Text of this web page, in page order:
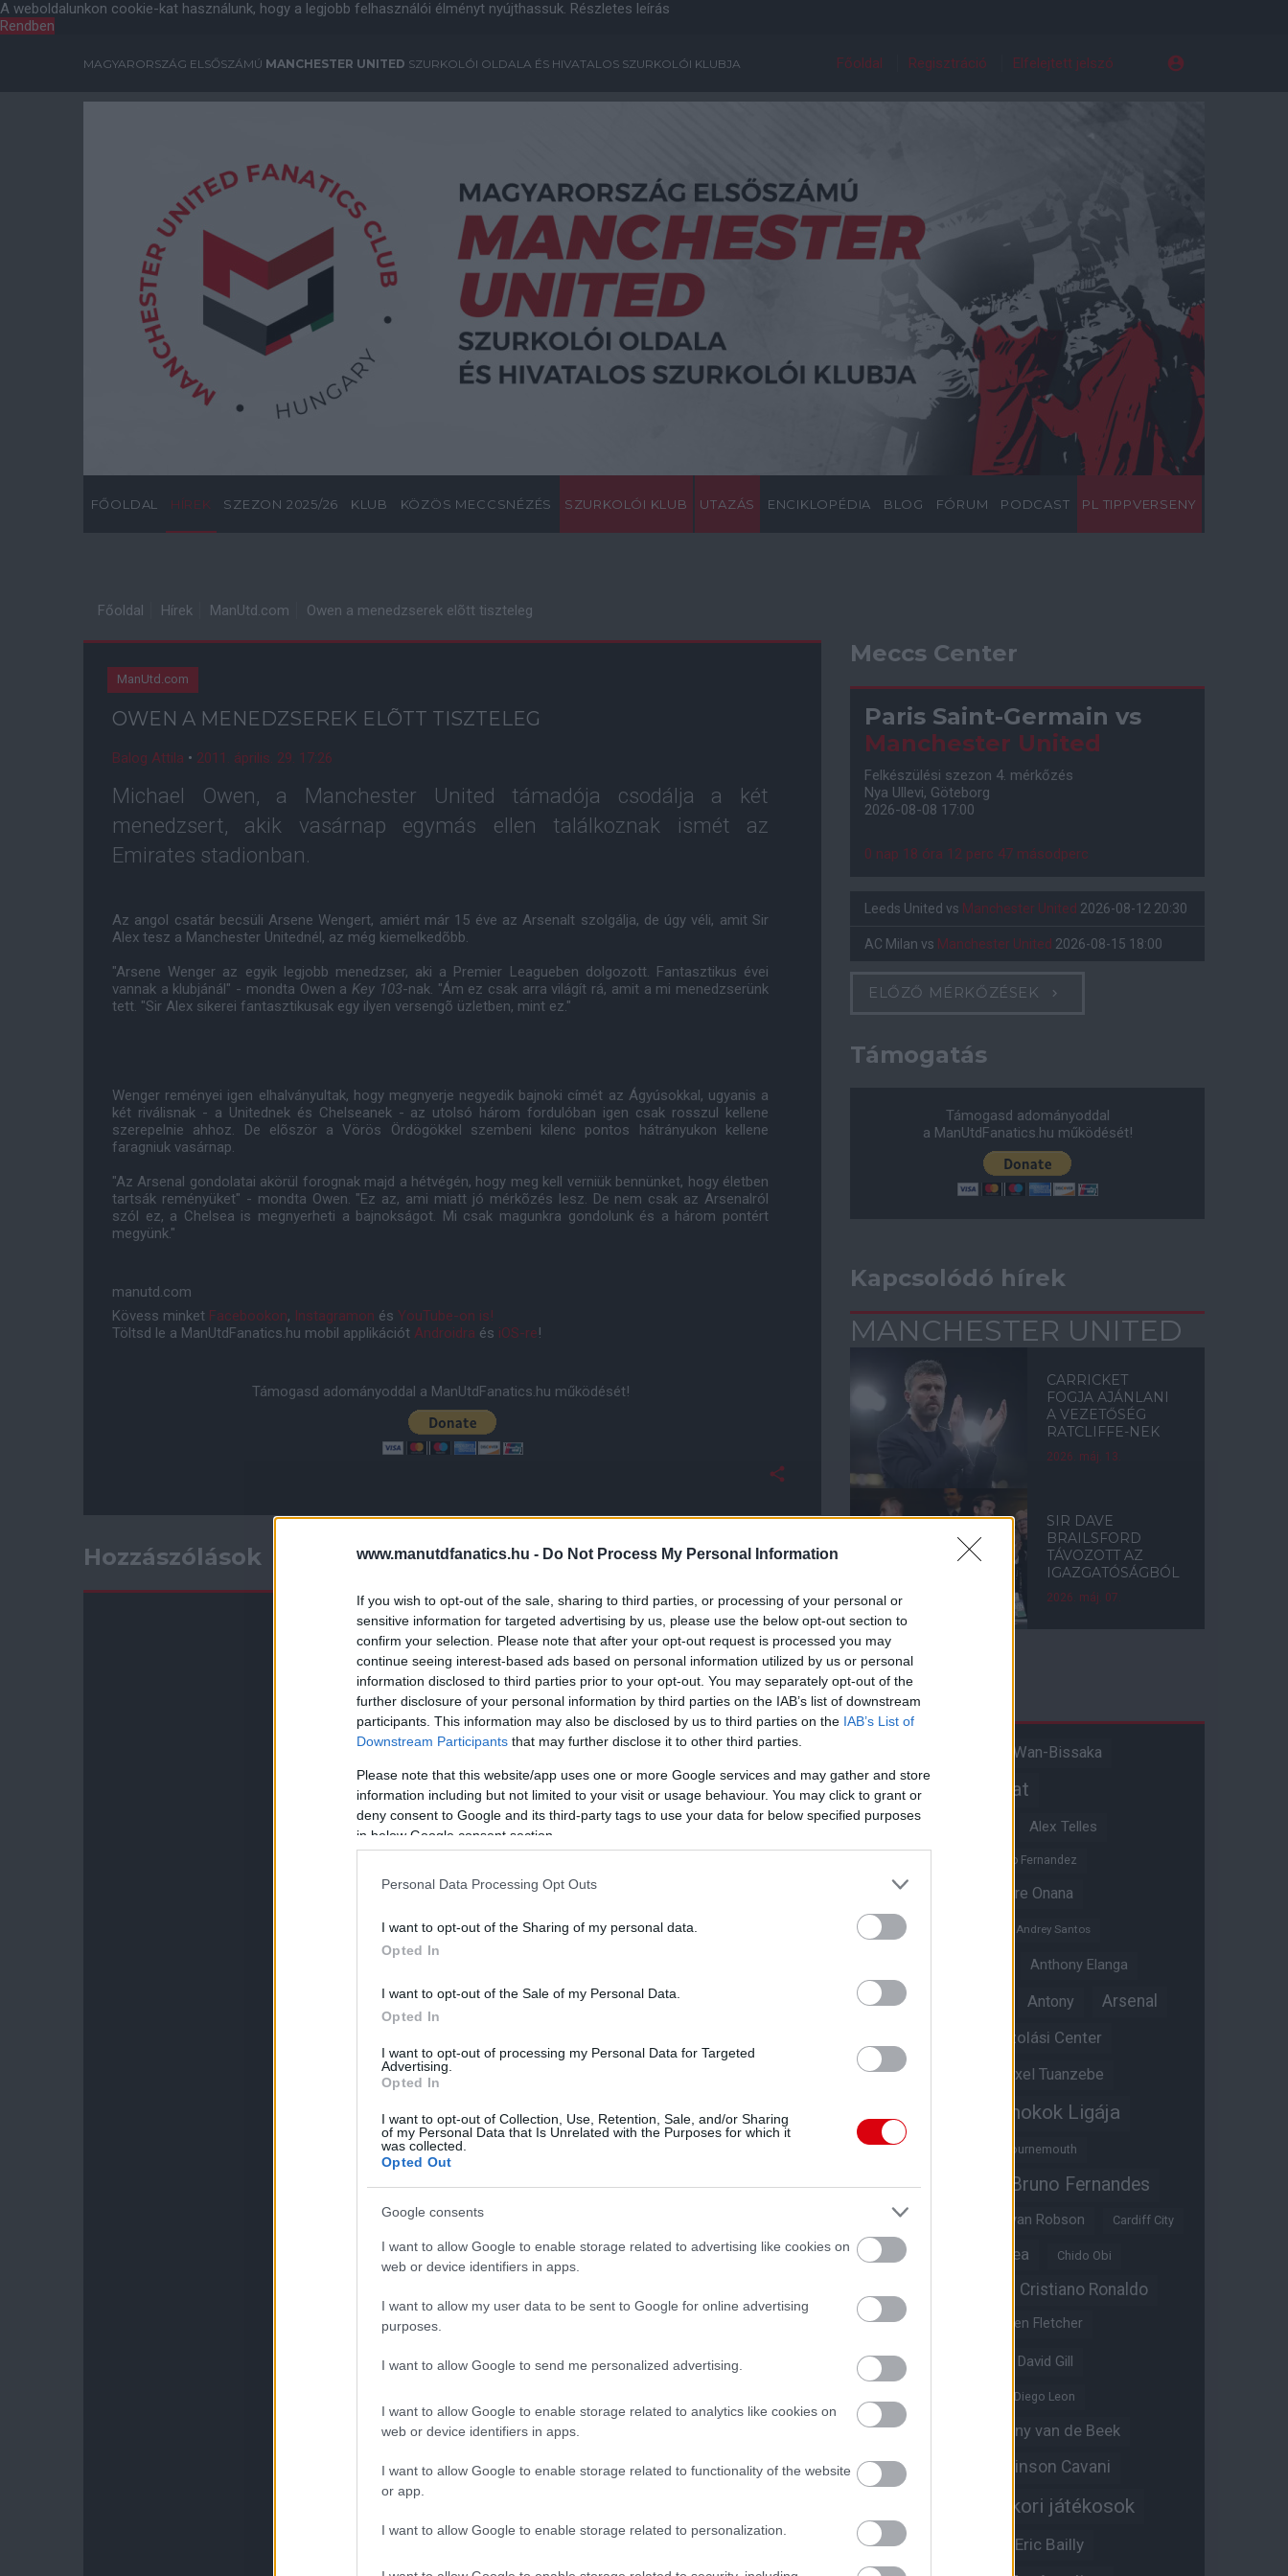
www.manutdfanatics.hu - Do Not Process My Personal Information
If you wish to opt-out of the sale, sharing to third parties, or processing of your personal or
sensitive information for targeted advertising by us, please use the below opt-out section to
confirm your selection. Please note that after your opt-out request is processed you may
continue seeing interest-based ads based on personal information utilized by us or personal
information disclosed to third parties prior to your opt-out. You may separately opt-out of the
further disclosure of your personal information by third parties on the IAB’s list of downstream
participants. This information may also be disclosed by us to third parties on the IAB’s List of
Downstream Participants that may further disclose it to other third parties.
Please note that this website/app uses one or more Google services and may gather and store
information including but not limited to your visit or usage behaviour. You may click to grant or
deny consent to Google and its third-party tags to use your data for below specified purposes
in below Google consent section.
Personal Data Processing Opt Outs
I want to opt-out of the Sharing of my personal data.
Opted In
I want to opt-out of the Sale of my Personal Data.
Opted In
I want to opt-out of processing my Personal Data for Targeted
Advertising.
Opted In
I want to opt-out of Collection, Use, Retention, Sale, and/or Sharing
of my Personal Data that Is Unrelated with the Purposes for which it
was collected.
Opted Out
Google consents
I want to allow Google to enable storage related to advertising like cookies on
web or device identifiers in apps.
I want to allow my user data to be sent to Google for online advertising
purposes.
I want to allow Google to send me personalized advertising.
I want to allow Google to enable storage related to analytics like cookies on
web or device identifiers in apps.
I want to allow Google to enable storage related to functionality of the website
or app.
I want to allow Google to enable storage related to personalization.
A weboldalunkon cookie-kat használunk, hogy a legjobb felhasználói élményt nyújthassuk. Részletes leírás
Rendben
MAGYARORSZÁG ELSŐSZÁMÚ MANCHESTER UNITED SZURKOLÓI OLDALA ÉS HIVATALOS SZURKOLÓI KLUBJA Főoldal Regisztráció Elfelejtett jelszó
FŐOLDAL HÍREK SZEZON 2025/26 KLUB KÖZÖS MECCSNÉZÉS SZURKOLÓI KLUB UTAZÁS ENCIKLOPÉDIA BLOG FÓRUM PODCAST PL TIPPVERSENY
Főoldal Hírek ManUtd.com Owen a menedzserek elõtt tiszteleg
ManUtd.com
OWEN A MENEDZSEREK ELÕTT TISZTELEG
Balog Attila • 2011. április. 29. 17:26
Michael Owen, a Manchester United támadója csodálja a két
menedzsert, akik vasárnap egymás ellen találkoznak ismét az
Emirates stadionban.
Az angol csatár becsüli Arsene Wengert, amiért már 15 éve az Arsenalt szolgálja, de úgy véli, amit Sir
Alex tesz a Manchester Unitednél, az még kiemelkedõbb.
"Arsene Wenger az egyik legjobb menedzser, aki a Premier Leagueben dolgozott. Fantasztikus évei
vannak a klubjánál" - mondta Owen a Key 103-nak. "Ám ez csak arra világít rá, amit a mi menedzserünk
tett. "Sir Alex sikerei fantasztikusak egy ilyen versengõ üzletben, mint ez."
Wenger reményei igen elhalványultak, hogy megnyerje negyedik bajnoki címét az Ágyúsokkal, ugyanis a
két riválisnak - a Unitednek és Chelseanek - az utolsó három fordulóban igen csak rosszul kellene
szerepelnie ahhoz. De elõször a Vörös Ördögökkel szembeni kilenc pontos hátrányukon kellene
faragniuk vasárnap.
"Az Arsenal gondolatai akörül forognak majd a hétvégén, hogy meg kell verniük bennünket, hogy életben
tartsák reményüket" - mondta Owen. "Ez az, ami miatt jó mérkõzés lesz. De nem csak az Arsenalról
szól ez, a Chelsea is megnyerheti a bajnokságot. Mi csak magunkra gondolunk és a három pontért
megyünk."
manutd.com
Kövess minket Facebookon, Instagramon és YouTube-on is!
Töltsd le a ManUtdFanatics.hu mobil applikációt Androidra és iOS-re!
Támogasd adományoddal a ManUtdFanatics.hu működését!
Hozzászólások
Meccs Center
Paris Saint-Germain vs
Manchester United
Felkészülési szezon 4. mérkőzés
Nya Ullevi, Göteborg
2026-08-08 17:00
0 nap 18 óra 12 perc 46 másodperc
Leeds United vs Manchester United 2026-08-12 20:30
AC Milan vs Manchester United 2026-08-15 18:00
ELŐZŐ MÉRKŐZÉSEK
Támogatás
Támogasd adományoddal
a ManUtdFanatics.hu működését!
Kapcsolódó hírek
MANCHESTER UNITED
CARRICKET
FOGJA AJÁNLANI
A VEZETŐSÉG
RATCLIFFE-NEK
2026. máj. 13.
SIR DAVE
BRAILSFORD
TÁVOZOTT AZ
IGAZGATÓSÁGBÓL
2026. máj. 07.
Címkék
Aaron Wan-Bissaka
Akadémiai csapat
Alejandro Garnacho Alex Telles
Alvaro Fernandez
Amad Diallo
Andre Onana
Andreas Pereira
Andrey Santos
Anthony Elanga
Anthony Martial Antony Arsenal
Átigazolási Center
Átigazolások Axel Tuanzebe
Bajnokok Ligája
Benjamin Sesko Bournemouth
Brandon Williams Bruno Fernandes
Bryan Mbeumo Bryan Robson Cardiff City
Casemiro Chelsea Chido Obi
Cristiano Ronaldo
Crystal Palace Darren Fletcher
David De Gea David Gill
Diego Leon
Diogo Dalot
Donny van de Beek
Ed Woodward
Edinson Cavani
Egykori játékosok
Érdekességek Eric Bailly